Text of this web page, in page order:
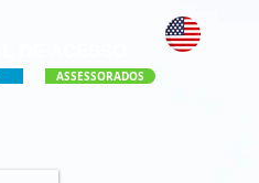
ASSESSORADOS